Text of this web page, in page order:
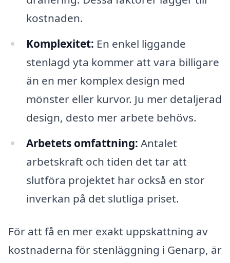
kostnaden.
Komplexitet: En enkel liggande
stenlagd yta kommer att vara billigare
än en mer komplex design med
mönster eller kurvor. Ju mer detaljerad
design, desto mer arbete behövs.
Arbetets omfattning: Antalet
arbetskraft och tiden det tar att
slutföra projektet har också en stor
inverkan på det slutliga priset.
För att få en mer exakt uppskattning av
kostnaderna för stenläggning i Genarp, är